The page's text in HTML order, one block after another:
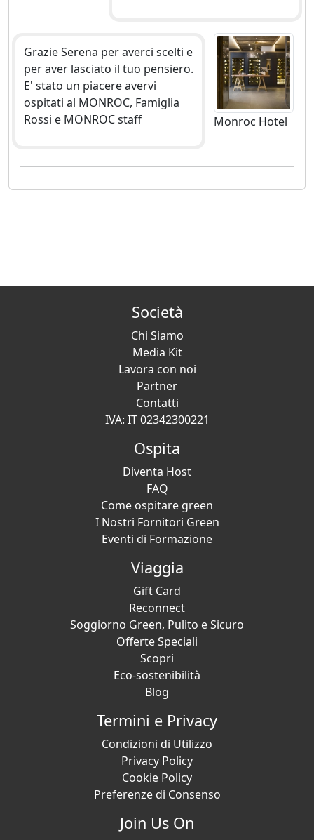
Grazie Serena per averci scelti e
per aver lasciato il tuo pensiero.
E' stato un piacere avervi
ospitati al MONROC, Famiglia
Rossi e MONROC staff
Monroc Hotel
Società
Chi Siamo
Media Kit
Lavora con noi
Partner
Contatti
IVA: IT 02342300221
Ospita
Diventa Host
FAQ
Come ospitare green
I Nostri Fornitori Green
Eventi di Formazione
Viaggia
Gift Card
Reconnect
Soggiorno Green, Pulito e Sicuro
Offerte Speciali
Scopri
Eco-sostenibilità
Blog
Termini e Privacy
Condizioni di Utilizzo
Privacy Policy
Cookie Policy
Preferenze di Consenso
Join Us On